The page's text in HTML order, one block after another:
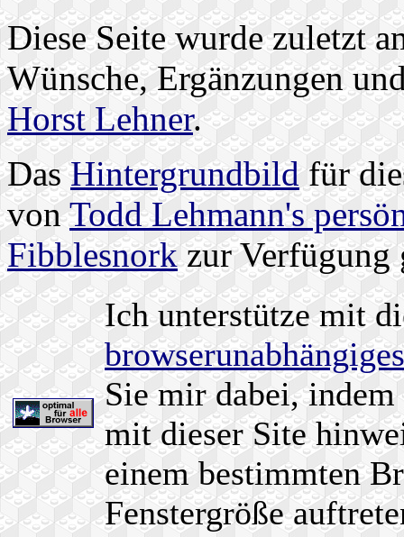
Diese Seite wurde zuletzt
Wünsche, Ergänzungen
Horst Lehner.
DasHintergrundbildfür
vonTodd Lehmann's
Fibblesnorkzur Verfügung
Ich unterstütze mit
Sie mir dabei,
mit dieser Site
einem bestimmten
Fenstergröße